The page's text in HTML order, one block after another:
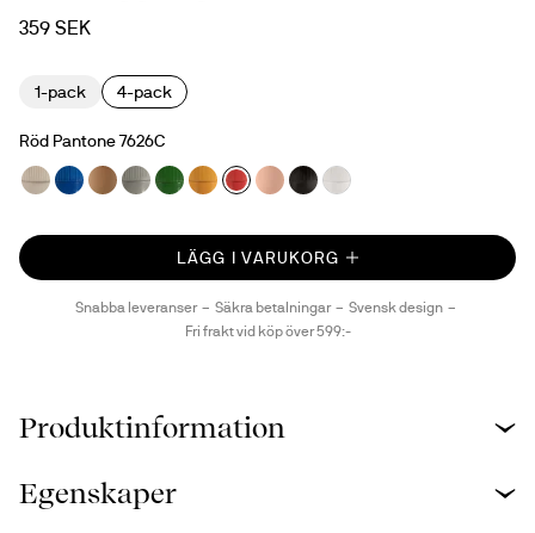
359 SEK
1-pack 4-pack
Röd Pantone 7626C
LÄGG I VARUKORG
Snabba leveranser Säkra betalningar
Svensk design
Fri frakt vid köp över 599:-
Produktinformation
Egenskaper